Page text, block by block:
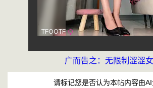
广而告之：无限制涩涩
请标记您是否认为本帖内容由AI